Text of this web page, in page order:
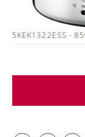
5KEK1322ESS -